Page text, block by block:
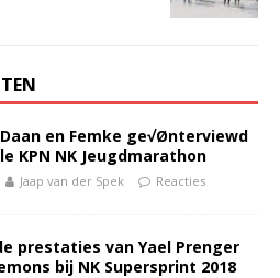
en Femke ge√Ønterviewd
KPN NK Jeugdmarathon
Jaap van der Spek
Reacties
prestaties van Yael Prenger
bij NK Supersprint 2018